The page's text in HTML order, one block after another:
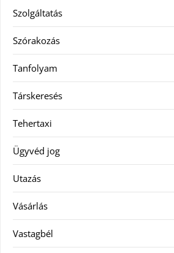
Szolgáltatás
Szórakozás
Tanfolyam
Társkeresés
Tehertaxi
Ügyvéd jog
Utazás
Vásárlás
Vastagbél